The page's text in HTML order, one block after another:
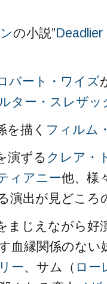
の小説”Deadlier
バート・ワイズ
ター・スレザッ
を描く フィルム
演ずる クレア・
ィアニー他、様
演出が見どころ
まじえながら好
血縁関係のない
ー、サム（ ロー